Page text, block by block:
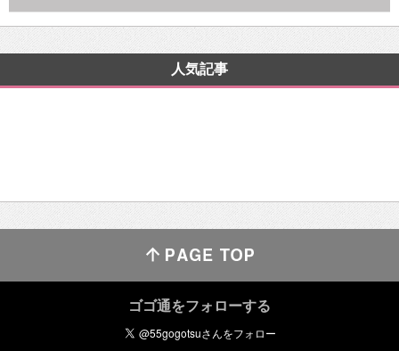
人気記事
ゴゴ通をフォローする